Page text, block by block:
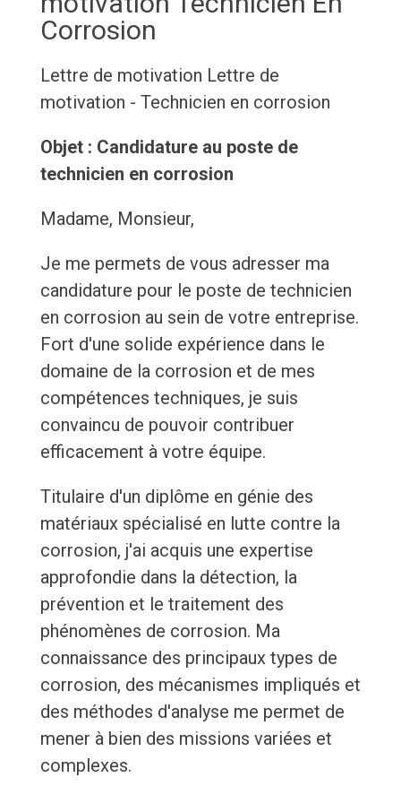
Corrosion
Lettre de motivation Lettre de
motivation - Technicien en corrosion
Objet : Candidature au poste de
technicien en corrosion
Madame, Monsieur,
Je me permets de vous adresser ma
candidature pour le poste de technicien
en corrosion au sein de votre entreprise.
Fort d'une solide expérience dans le
domaine de la corrosion et de mes
compétences techniques, je suis
convaincu de pouvoir contribuer
efficacement à votre équipe.
Titulaire d'un diplôme en génie des
matériaux spécialisé en lutte contre la
corrosion, j'ai acquis une expertise
approfondie dans la détection, la
prévention et le traitement des
phénomènes de corrosion. Ma
connaissance des principaux types de
corrosion, des mécanismes impliqués et
des méthodes d'analyse me permet de
mener à bien des missions variées et
complexes.